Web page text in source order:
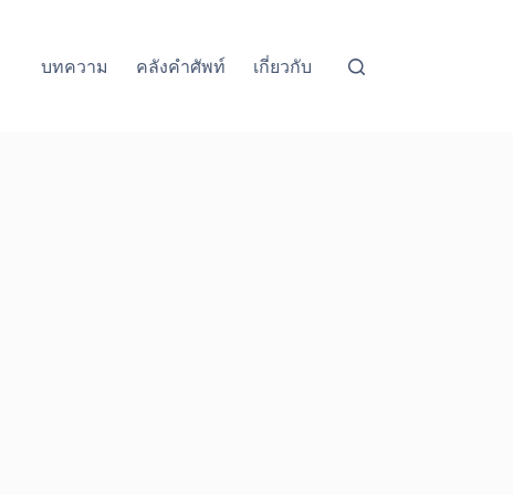
บทความ
คลังคำศัพท์ เกี่ยวกับ